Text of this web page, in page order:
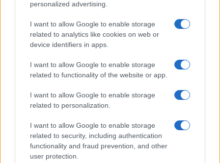
personalized advertising.
I want to allow Google to enable storage
related to analytics like cookies on web or
device identifiers in apps.
I want to allow Google to enable storage
related to functionality of the website or app.
I want to allow Google to enable storage
related to personalization.
I want to allow Google to enable storage
related to security, including authentication
functionality and fraud prevention, and other
user protection.
Olyan kérdésem lenne h hol lehet beszerezni? Kerestem
2006-12-19 7:50:55 PM
érdekel valakit.tisti78@invitel.hu
2007-1-23 8:40:39 PM